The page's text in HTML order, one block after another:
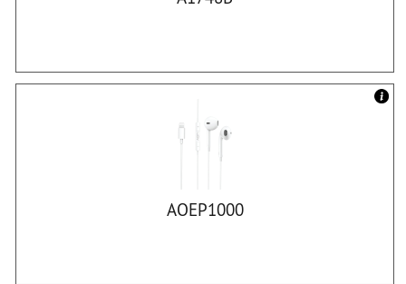
AOEP1000